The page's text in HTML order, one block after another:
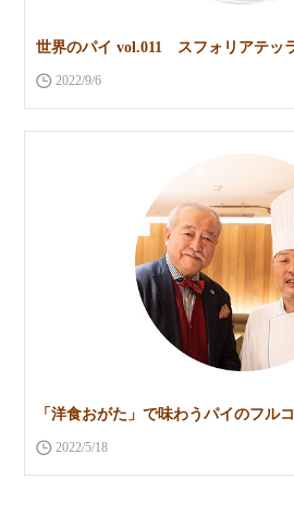
世界のパイ vol.011 スフォリアテッ
2022/9/6
「洋食おがた」で味わうパイのフル
2022/5/18